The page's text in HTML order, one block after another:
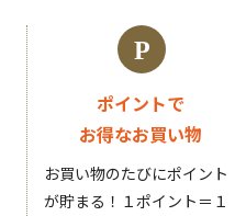
ポイントで
お得なお買い物
お買い物のたびにポイント
が貯まる！１ポイント＝１